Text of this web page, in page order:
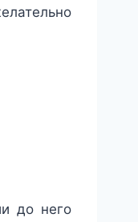
до него